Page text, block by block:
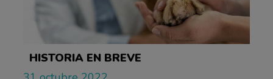
HISTORIA EN BREVE